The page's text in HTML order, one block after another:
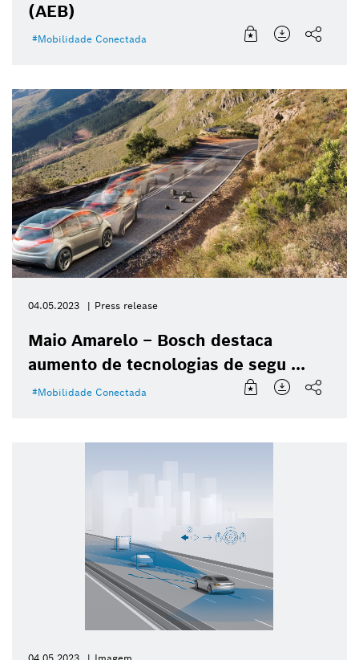
(AEB)
Mobilidade Conectada
04.05.2023 Press release
Maio Amarelo – Bosch destaca
aumento de tecnologias de segu ...
Mobilidade Conectada